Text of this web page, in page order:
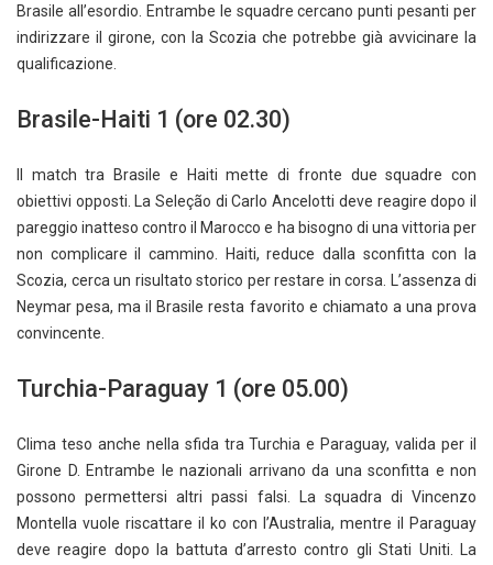
Brasile all’esordio. Entrambe le squadre cercano punti pesanti per
indirizzare il girone, con la Scozia che potrebbe già avvicinare la
qualificazione.
Brasile-Haiti 1 (ore 02.30)
Il match tra Brasile e Haiti mette di fronte due squadre con
obiettivi opposti. La Seleção di Carlo Ancelotti deve reagire dopo il
pareggio inatteso contro il Marocco e ha bisogno di una vittoria per
non complicare il cammino. Haiti, reduce dalla sconfitta con la
Scozia, cerca un risultato storico per restare in corsa. L’assenza di
Neymar pesa, ma il Brasile resta favorito e chiamato a una prova
convincente.
Turchia-Paraguay 1 (ore 05.00)
Clima teso anche nella sfida tra Turchia e Paraguay, valida per il
Girone D. Entrambe le nazionali arrivano da una sconfitta e non
possono permettersi altri passi falsi. La squadra di Vincenzo
Montella vuole riscattare il ko con l’Australia, mentre il Paraguay
deve reagire dopo la battuta d’arresto contro gli Stati Uniti. La